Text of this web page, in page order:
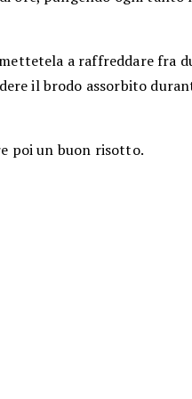
a raffreddare fra
il brodo assorbito
poi un buon risotto.